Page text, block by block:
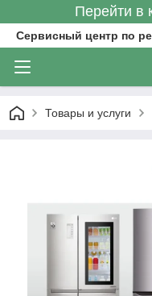
Перейти в
Сервисный центр по
Товары и услуги